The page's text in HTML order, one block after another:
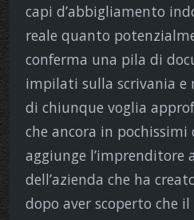
capi d’abbigliamento
reale quanto
conferma una pila di
impilati sulla scrivania e
di chiunque voglia
che ancora in pochissimi
aggiunge l’imprenditore
dell’azienda che ha
dopo aver scoperto che